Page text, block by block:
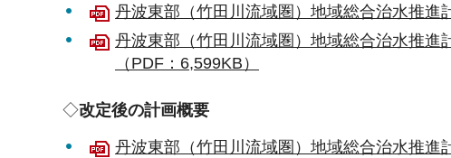
丹波東部（竹田川流域圏）地域総合治水推進
丹波東部（竹田川流域圏）地域総合治水推進
（PDF：6,599KB）
◇改定後の計画概要
丹波東部（竹田川流域圏）地域総合治水推進